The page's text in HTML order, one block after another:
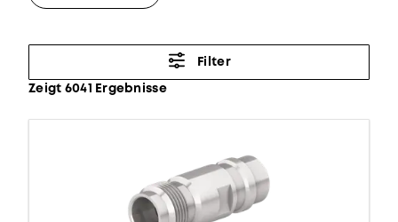
Filter
Zeigt 6041 Ergebnisse